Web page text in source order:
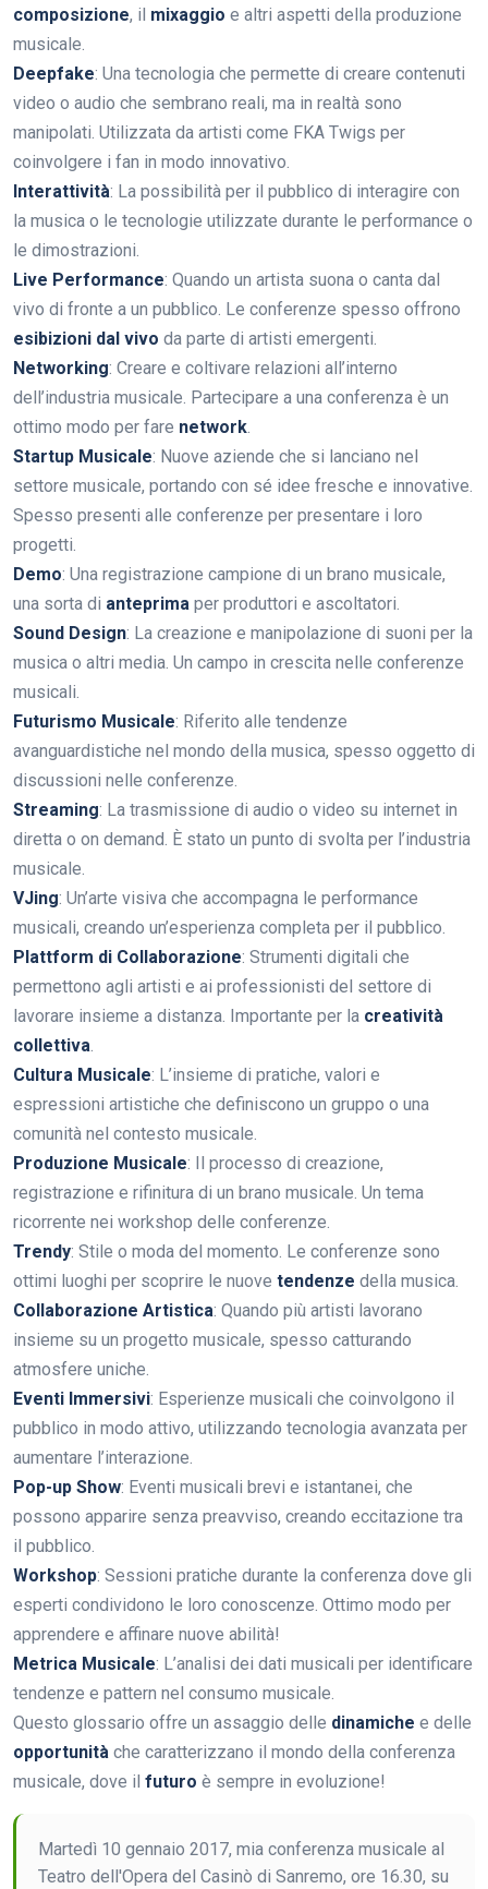
composizione, il mixaggio e altri aspetti della produzione
musicale.
Deepfake: Una tecnologia che permette di creare contenuti
video o audio che sembrano reali, ma in realtà sono
manipolati. Utilizzata da artisti come FKA Twigs per
coinvolgere i fan in modo innovativo.
Interattività: La possibilità per il pubblico di interagire con
la musica o le tecnologie utilizzate durante le performance o
le dimostrazioni.
Live Performance: Quando un artista suona o canta dal
vivo di fronte a un pubblico. Le conferenze spesso offrono
esibizioni dal vivo da parte di artisti emergenti.
Networking: Creare e coltivare relazioni all’interno
dell’industria musicale. Partecipare a una conferenza è un
ottimo modo per fare network.
Startup Musicale: Nuove aziende che si lanciano nel
settore musicale, portando con sé idee fresche e innovative.
Spesso presenti alle conferenze per presentare i loro
progetti.
Demo: Una registrazione campione di un brano musicale,
una sorta di anteprima per produttori e ascoltatori.
Sound Design: La creazione e manipolazione di suoni per la
musica o altri media. Un campo in crescita nelle conferenze
musicali.
Futurismo Musicale: Riferito alle tendenze
avanguardistiche nel mondo della musica, spesso oggetto di
discussioni nelle conferenze.
Streaming: La trasmissione di audio o video su internet in
diretta o on demand. È stato un punto di svolta per l’industria
musicale.
VJing: Un’arte visiva che accompagna le performance
musicali, creando un’esperienza completa per il pubblico.
Plattform di Collaborazione: Strumenti digitali che
permettono agli artisti e ai professionisti del settore di
lavorare insieme a distanza. Importante per la creatività
collettiva.
Cultura Musicale: L’insieme di pratiche, valori e
espressioni artistiche che definiscono un gruppo o una
comunità nel contesto musicale.
Produzione Musicale: Il processo di creazione,
registrazione e rifinitura di un brano musicale. Un tema
ricorrente nei workshop delle conferenze.
Trendy: Stile o moda del momento. Le conferenze sono
ottimi luoghi per scoprire le nuove tendenze della musica.
Collaborazione Artistica: Quando più artisti lavorano
insieme su un progetto musicale, spesso catturando
atmosfere uniche.
Eventi Immersivi: Esperienze musicali che coinvolgono il
pubblico in modo attivo, utilizzando tecnologia avanzata per
aumentare l’interazione.
Pop-up Show: Eventi musicali brevi e istantanei, che
possono apparire senza preavviso, creando eccitazione tra
il pubblico.
Workshop: Sessioni pratiche durante la conferenza dove gli
esperti condividono le loro conoscenze. Ottimo modo per
apprendere e affinare nuove abilità!
Metrica Musicale: L’analisi dei dati musicali per identificare
tendenze e pattern nel consumo musicale.
Questo glossario offre un assaggio delle dinamiche e delle
opportunità che caratterizzano il mondo della conferenza
musicale, dove il futuro è sempre in evoluzione!
Martedì 10 gennaio 2017, mia conferenza musicale al
Teatro dell'Opera del Casinò di Sanremo, ore 16.30, su